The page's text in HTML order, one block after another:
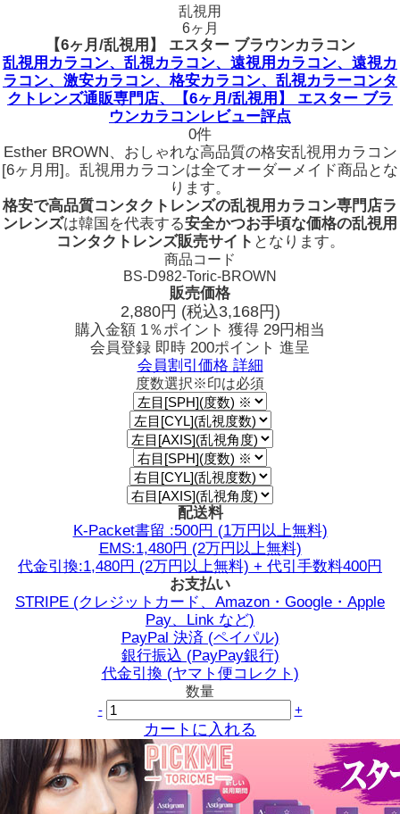
乱視用
6ヶ月
【6ヶ月/乱視用】 エスター ブラウンカラコン
乱視用カラコン、乱視カラコン、遠視用カラコン、遠視カ
ラコン、激安カラコン、格安カラコン、乱視カラーコンタ
クトレンズ通販専門店、【6ヶ月/乱視用】 エスター ブラ
ウンカラコンレビュー評点
0件
Esther BROWN、おしゃれな高品質の格安乱視用カラコン
[6ヶ月用]。乱視用カラコンは全てオーダーメイド商品とな
ります。
格安で高品質コンタクトレンズの乱視用カラコン専門店ラ
ンレンズは韓国を代表する安全かつお手頃な価格の乱視用
コンタクトレンズ販売サイト となります。
商品コード
BS-D982-Toric-BROWN
販売価格
2,880円 (税込3,168円)
購入金額 1％ポイント 獲得 29円相当
会員登録 即時 200ポイント 進呈
会員割引価格 詳細
度数選択※印は必須
配送料
K-Packet書留 :500円 (1万円以上無料)
EMS:1,480円 (2万円以上無料)
代金引換:1,480円 (2万円以上無料) + 代引手数料400円
お支払い
STRIPE (クレジットカード、Amazon・Google・Apple
Pay、Link など)
PayPal 決済 (ペイパル)
銀行振込 (PayPay銀行)
代金引換 (ヤマト便コレクト)
数量
-
+
カートに入れる